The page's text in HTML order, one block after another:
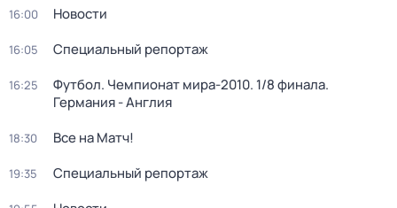
16:00 Новости
16:05 Специальный репортаж
16:25
Футбол. Чемпионат мира-2010. 1/8 финала.
Германия - Англия
18:30 Все на Матч!
19:35 Специальный репортаж